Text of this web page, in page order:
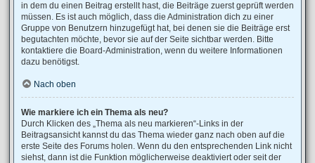
in dem du einen Beitrag erstellt hast, die Beiträge zuerst geprüft werden
müssen. Es ist auch möglich, dass die Administration dich zu einer
Gruppe von Benutzern hinzugefügt hat, bei denen sie die Beiträge erst
begutachten möchte, bevor sie auf der Seite sichtbar werden. Bitte
kontaktiere die Board-Administration, wenn du weitere Informationen
dazu benötigst.
Nach oben
Wie markiere ich ein Thema als neu?
Durch Klicken des „Thema als neu markieren“-Links in der
Beitragsansicht kannst du das Thema wieder ganz nach oben auf die
erste Seite des Forums holen. Wenn du den entsprechenden Link nicht
siehst, dann ist die Funktion möglicherweise deaktiviert oder seit der